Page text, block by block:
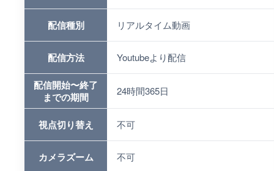
配信種別 リアルタイム動画
配信方法 Youtubeより配信
配信開始〜終了
までの期間
24時間365日
視点切り替え 不可
カメラズーム 不可